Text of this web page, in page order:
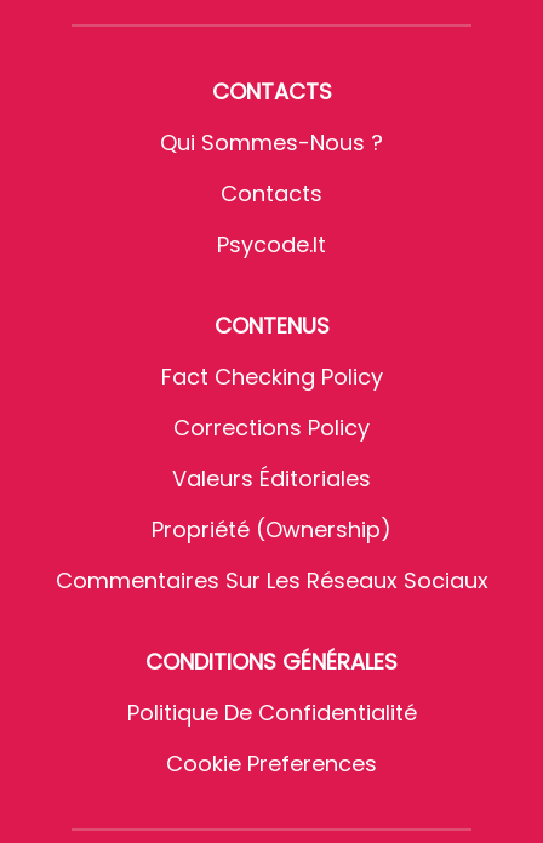
CONTACTS
Qui Sommes-Nous ?
Contacts
Psycode.it
CONTENUS
Fact Checking Policy
Corrections Policy
Valeurs Éditoriales
Propriété (Ownership)
Commentaires Sur Les Réseaux Sociaux
CONDITIONS GÉNÉRALES
Politique De Confidentialité
Cookie Preferences